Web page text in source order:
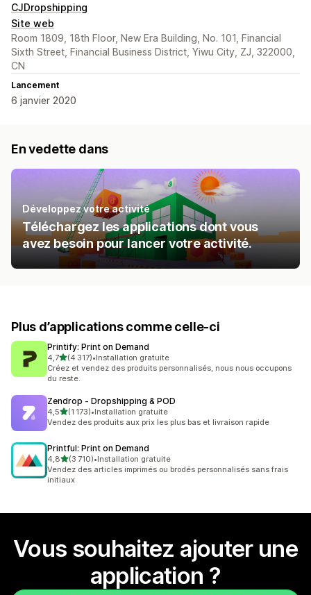
CJDropshipping
Site web
Room 1809, 18th Floor, New Era Building, No. 101, Financial
Sixth Street, Financial Business District, Yiwu City, ZJ, 322000,
CN
Lancement
6 janvier 2020
En vedette dans
Développez votre activité
Téléchargez les applications dont vous
avez besoin pour lancer votre activité.
Plus d’applications comme celle-ci
Printify: Print on Demand
4,7étoile(s) sur 5
(4 317)
4317 avis au total
•Installation gratuite
Créez et vendez des produits personnalisés, nous nous occupons
du reste.
Zendrop ‑ Dropshipping & POD
4,5étoile(s) sur 5
(1 173)
1173 avis au total
•Installation gratuite
Vendez des produits aux prix les plus bas et livraison rapide
Printful: Print on Demand
4,8étoile(s) sur 5
(3 710)
3710 avis au total
•Installation gratuite
Vendez des articles imprimés ou brodés personnalisés sans frais
initiaux
Vous souhaitez ajouter une
application ?